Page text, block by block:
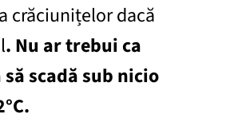
crăciunițelor dacă
. Nu ar trebui ca
scadă sub nicio